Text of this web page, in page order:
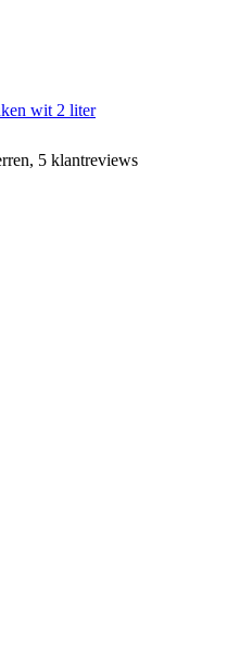
wit 2 liter
5 klantreviews